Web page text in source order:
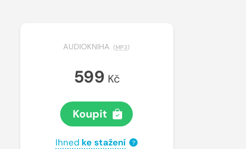
AUDIOKNIHA (MP3)
599 Kč
Koupit
Ihned ke stažení ?